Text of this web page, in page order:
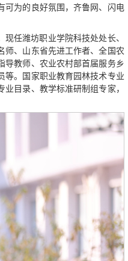
可为的良好氛围，齐鲁网、闪电
任潍坊职业学院科技处处长、
师、山东省先进工作者、全国农
导教师、农业农村部首届服务乡
等。国家职业教育园林技术专业
目录、教学标准研制组专家，